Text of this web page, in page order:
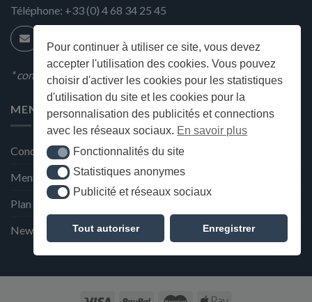
Pour continuer à utiliser ce site, vous devez
accepter l'utilisation des cookies. Vous pouvez
choisir d'activer les cookies pour les statistiques
d'utilisation du site et les cookies pour la
personnalisation des publicités et connections
avec les réseaux sociaux. En savoir plus
Fonctionnalités du site
Fonctionnalités du site
Statistiques anonymes
Statistiques anonymes
Publicité et réseaux sociaux
Publicité et réseaux sociaux
Tout autoriser Enregistrer
Téléphone: +33 (0) 4 68 34 25 45
* condition en magasin
MENU
Conditions générales de ventes
Mentions Légales et Politique de confidentialité
Plan du site
Newsletter de la Maison Deffès